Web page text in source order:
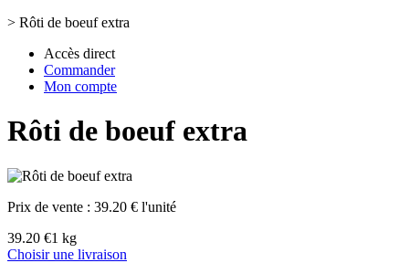
> Rôti de boeuf extra
Accès direct
Commander
Mon compte
Rôti de boeuf extra
Prix de vente : 39.20 € l'unité
39.20 €1 kg
Choisir une livraison